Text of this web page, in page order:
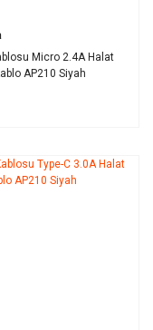
Micro 2.4A Halat
AP210 Siyah